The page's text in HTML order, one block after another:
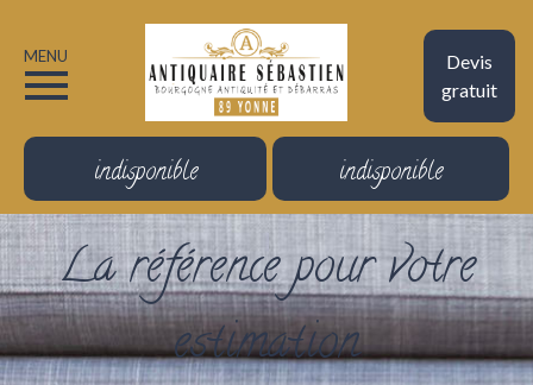
Devis
gratuit
MENU
indisponible indisponible
La référence pour votre
estimation